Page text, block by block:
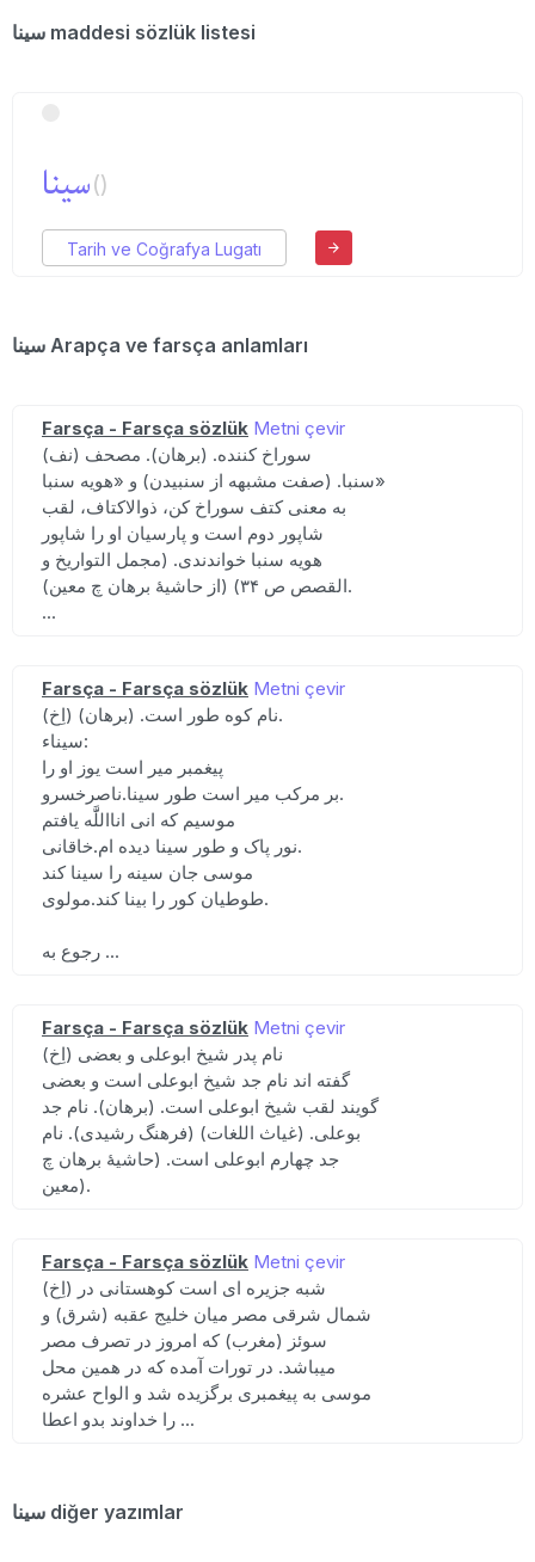
سینا maddesi sözlük listesi
سینا()
Tarih ve Coğrafya Lugatı
سینا Arapça ve farsça anlamları
Farsça - Farsça sözlük Metni çevir
(نف) سوراخ کننده. (برهان). مصحف
سنبا. (صفت مشبهه از سنبیدن) و «هویه سنبا»
به معنی کتف سوراخ کن، ذوالاکتاف، لقب
شاپور دوم است و پارسیان او را شاپور
هویه سنبا خواندندی. (مجمل التواریخ و
القصص ص ۳۴) (از حاشیهٔ برهان چ معین).
...
Farsça - Farsça sözlük Metni çevir
(اِخ) نام کوه طور است. (برهان).
سیناء:
پیغمبر میر است یوز او را
بر مرکب میر است طور سینا.ناصرخسرو.
موسیم که انی انااللََّه یافتم
نور پاک و طور سینا دیده ام.خاقانی.
موسی جان سینه را سینا کند
طوطیان کور را بینا کند.مولوی.
رجوع به ...
Farsça - Farsça sözlük Metni çevir
(اِخ) نام پدر شیخ ابوعلی و بعضی
گفته اند نام جد شیخ ابوعلی است و بعضی
گویند لقب شیخ ابوعلی است. (برهان). نام جد
بوعلی. (غیاث اللغات) (فرهنگ رشیدی). نام
جد چهارم ابوعلی است. (حاشیهٔ برهان چ
معین).
Farsça - Farsça sözlük Metni çevir
(اِخ) شبه جزیره ای است کوهستانی در
شمال شرقی مصر میان خلیج عقبه (شرق) و
سوئز (مغرب) که امروز در تصرف مصر
میباشد. در تورات آمده که در همین محل
موسی به پیغمبری برگزیده شد و الواح عشره
را خداوند بدو اعطا ...
سینا diğer yazımlar